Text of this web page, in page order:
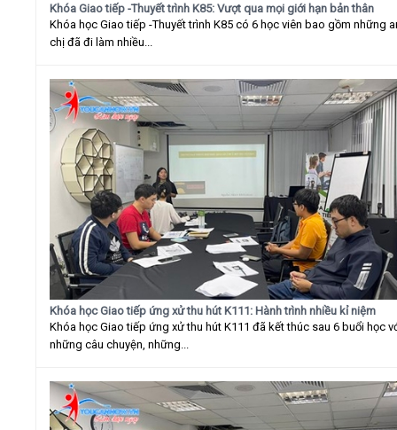
Khóa Giao tiếp -Thuyết trình K85: Vượt qua mọi giới hạn bản thân
Khóa học Giao tiếp -Thuyết trình K85 có 6 học viên bao gồm những
chị đã đi làm nhiều...
Khóa học Giao tiếp ứng xử thu hút K111: Hành trình nhiều kỉ niệm
Khóa học Giao tiếp ứng xử thu hút K111 đã kết thúc sau 6 buổi học
những câu chuyện, những...